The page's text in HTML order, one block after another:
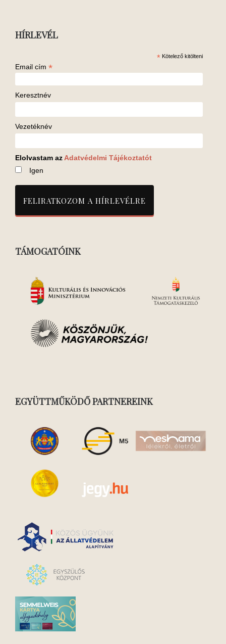
HÍRLEVÉL
* Kötelező kitölteni
Email cím *
Keresztnév
Vezetéknév
Elolvastam az Adatvédelmi Tájékoztatót
Igen
TÁMOGATÓINK
EGYÜTTMŰKÖDŐ PARTNEREINK